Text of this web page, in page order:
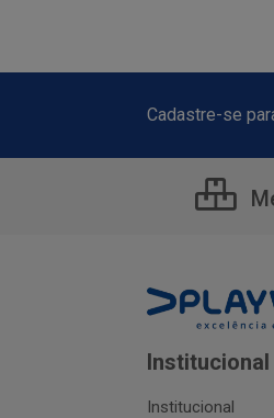
Cadastre-se
Institucional
Institucional